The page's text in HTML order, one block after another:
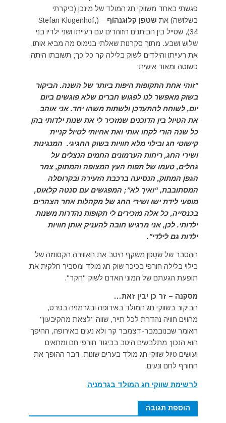
פגשתי באחד משווקי חג המולד של מינכן (ביקרתי
בשלושה) את שטֶפן קלוּגֶנהוֹף
– (Stefan Klugenhof,
34), שטייל בין הביתנים הזוהרים עם רעייתו ושני ילדיו בני
שלוש ושבע. מתוך סקרנות שאלתי בנימוס מה מביא אותו,
את רעייתו והילדים לשוק בלילה קר כל כך; תשובתו היתה
פשוטה ומאוד אישית:
"זוהי אחת התקופות היפות ביותר של השנה. הביקור
בשוק מאפשר לנו לפגוש חברים שלא פוגשים ביום
יום, לשוחח להתעדכן ולשתות משהו יחד. אני אוהב
את הטיול בין הדוכנים שמזכיר לי את שנות ילדותי בהן
כל שנה הורי לקחו אותי ואת אחיותי לטיול קניית
קישוטי חג ובילוי מלא חוויות בשוק החגיגי. המנגינות
ושירי החג, ריחות הערמונים החמים הנצלים על
גחלים, טעמו של תפוח העץ המצופה והמתוק, צמר
הגפן המתוק, הנסיעה ברכבת הזעירה ובקרוסלה
המסתובבת, “ואיך לא”; המפגשים עם סנטה קלאוס,
מופעי לידת ישו ושירי החג של מקהלות אחר הצהרים
בכנסייה, כל אלה מזכירים לי תקופות נהדרות משנות
ילדותי. לכן, אני מרגיש חובה להעניק אותן חוויות
ילדות גם לילדי".
ההסבר של שטֶפן משקף היטב את האווירה הקסומה של
בילוי בלילה חורפי בכיכר שוק חג מולד ומסביר חלקית את
תופעת הגעתם של המוני האדם לשוק "הקר".
מסקנה – זר כן יבין זאת…
הביקור בשווקי חג המולד באירופה ובגרמניה בפרט,
מהווים חוויה נהדרת לכל תייר, שווה "לצאת מהקיבעון"
האומר שבנובמבר-דצמבר קר ולא נעים באירופה, ההיפך
הוא הנכון: מתלבשים היטב בביגוד חורפי חם ומתאים
ועושים טיול שווקי חג מולד בערים שונות, דבר ההופך את
החורף לחם ונעים.
לרשימת שווקי חג המולד בגרמניה
הוספת תגובה